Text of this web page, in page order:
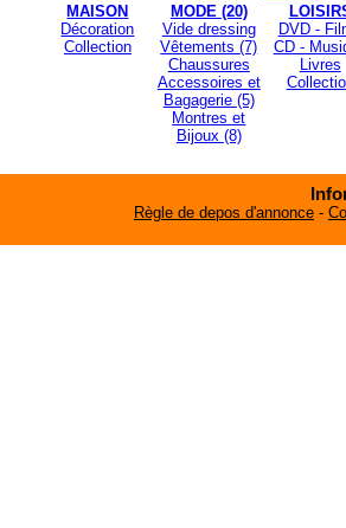
MAISON
Décoration
Collection
MODE (20)
Vide dressing
Vêtements(7)
Chaussures
Accessoires et
Bagagerie (5)
Montres et
Bijoux (8)
DVD -
CD -
Livres
Règle de depos d'annonce-